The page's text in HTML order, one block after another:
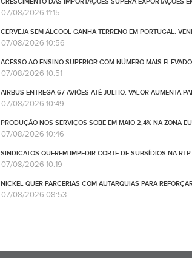
07/08/2026 11:15
CERVEJA SEM ÁLCOOL GANHA TERRENO EM PORTUGAL.
07/08/2026 10:56
ACESSO AO ENSINO SUPERIOR COM NÚMERO MAIS
07/08/2026 10:51
AIRBUS ENTREGA 67 AVIÕES ATÉ JULHO. VALOR AUMENTA
07/08/2026 10:49
PRODUÇÃO NOS SERVIÇOS SOBE EM MAIO 2,4% NA ZONA
07/08/2026 10:46
SINDICATOS QUEREM IMPEDIR CORTE DE SUBSÍDIOS NA
07/08/2026 10:19
NICKEL QUER PARCERIAS COM AUTARQUIAS PARA
07/08/2026 08:53